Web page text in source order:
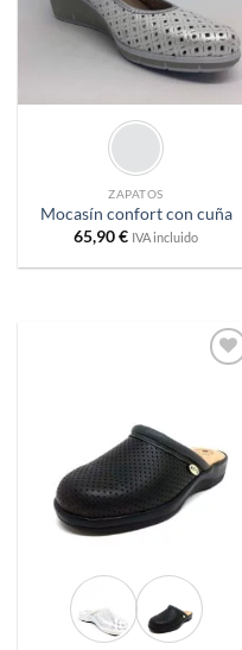
ZAPATOS
Mocasín confort con cuña
65,90€ IVA incluido